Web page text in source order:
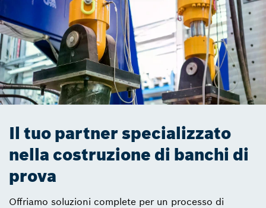
Il tuo partner specializzato
nella costruzione di banchi di
prova
Offriamo soluzioni complete per un processo di